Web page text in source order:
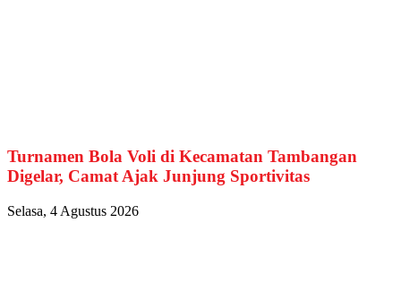
Turnamen Bola Voli di Kecamatan Tambangan
Digelar, Camat Ajak Junjung Sportivitas
Selasa, 4 Agustus 2026